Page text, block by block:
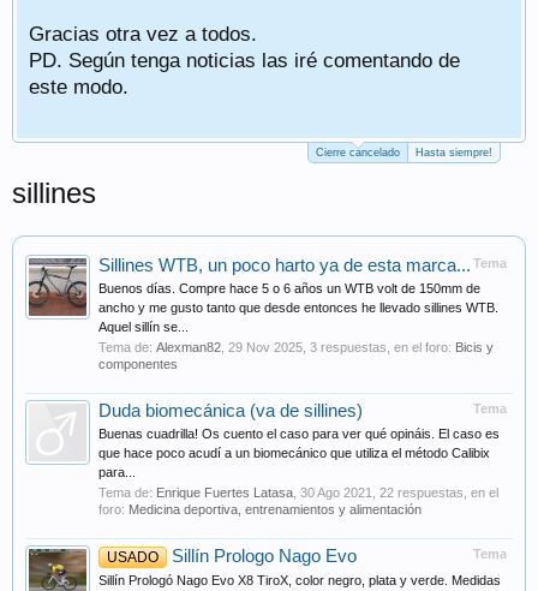
Gracias otra vez a todos.
PD. Según tenga noticias las iré comentando de
este modo.
Cierre cancelado Hasta siempre!
sillines
Tema
Sillines WTB, un poco harto ya de esta marca...
Buenos días. Compre hace 5 o 6 años un WTB volt de 150mm de
ancho y me gusto tanto que desde entonces he llevado sillines WTB.
Aquel sillín se...
Tema de: Alexman82 29 Nov 2025 , 3 respuestas, en el foro: Bicis y
componentes
Tema
Duda biomecánica (va de sillines)
Buenas cuadrilla! Os cuento el caso para ver qué opináis. El caso es
que hace poco acudí a un biomecánico que utiliza el método Calibix
para...
Tema de: Enrique Fuertes Latasa 30 Ago 2021
, 22 respuestas, en el
foro: Medicina deportiva, entrenamientos y alimentación
Tema
USADO Sillín Prologo Nago Evo
Sillín Prologó Nago Evo X8 TiroX, color negro, plata y verde. Medidas